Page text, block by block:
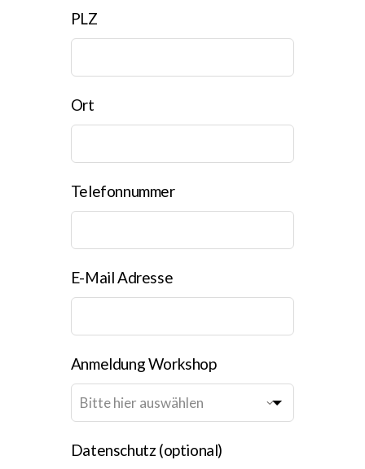
PLZ
Ort
Telefonnummer
E-Mail Adresse
Anmeldung Workshop
Datenschutz (optional)